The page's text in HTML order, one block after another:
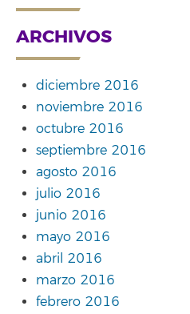
ARCHIVOS
diciembre 2016
noviembre 2016
octubre 2016
septiembre 2016
agosto 2016
julio 2016
junio 2016
mayo 2016
abril 2016
marzo 2016
febrero 2016